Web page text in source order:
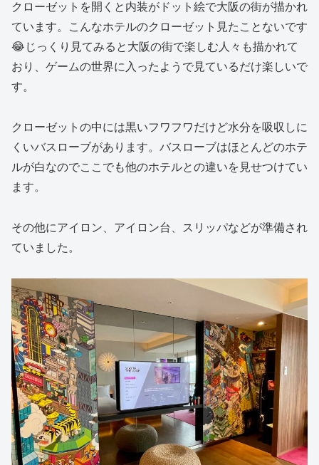
クローゼットを開くと内装がドット絵で大阪の街が描かれ
ています。こんなホテルのクローゼット見たことないです
😂じっくり見てみると大阪の街で楽しむ人々も描かれて
おり、ゲームの世界に入ったようで見ているだけ楽しいで
す。
クローゼットの中には黒いフワフワだけど水分を吸収しに
くいバスローブがあります。バスローブはほとんどのホテ
ルが白なのでここでも他のホテルとの違いを見せつけてい
ます。
その他にアイロン、アイロン台、スリッパなどが準備され
ていました。